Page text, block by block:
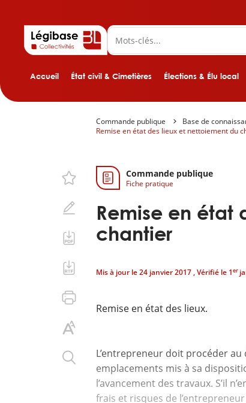
Accueil État civil & Cimetières Élections & Élu local
Commande publique Base de
Remise en état des lieux et nettoiement du
Commande publique
Fiche pratique
Remise en état
chantier
Mis à jour le24 janvier 2017 , Vérifié le 1er
Remise en état des lieux.
L’entrepreneur doit procéder
emplacements mis à sa
l’avancement des travaux. S’il
frais et risques de